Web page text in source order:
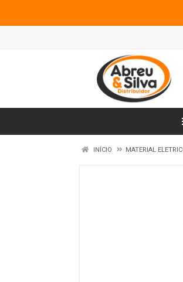
INÍCIO MATERIAL